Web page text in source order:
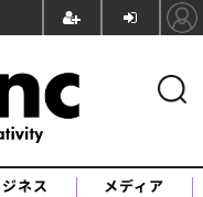
ネス メディア